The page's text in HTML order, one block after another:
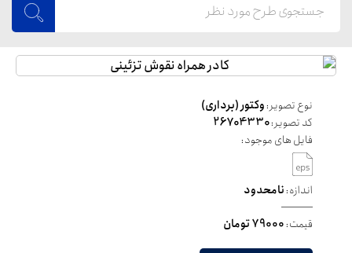
نوع تصویر:وکتور (برداری)
کد تصویر:26704330
فایل های موجود:
اندازه:نامحدود
قیمت:79000 تومان